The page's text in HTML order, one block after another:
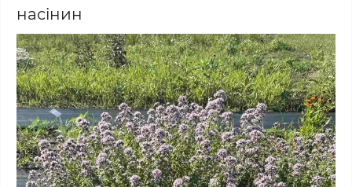
насінин